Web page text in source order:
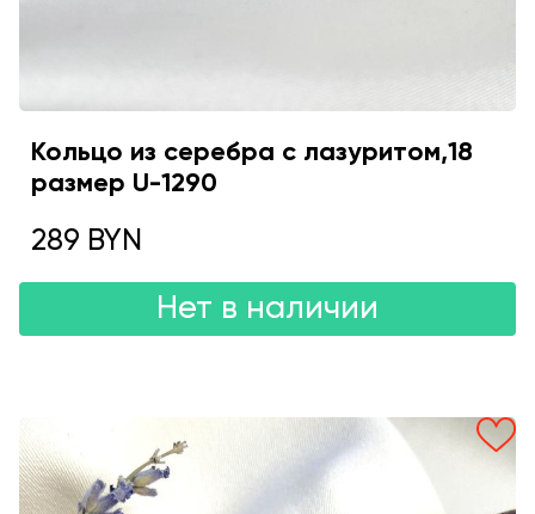
Кольцо из серебра с лазуритом,18
размер U-1290
289 BYN
Нет в наличии